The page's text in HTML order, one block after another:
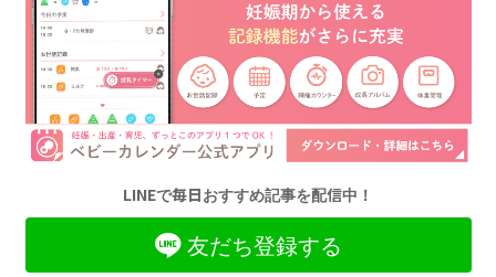
LINEで毎日おすすめ記事を配信中！
友だち登録する